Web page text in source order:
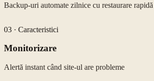
Backup-uri automate zilnice cu restaurare rapidă
03 · Caracteristici
Monitorizare
Alertă instant când site-ul are probleme